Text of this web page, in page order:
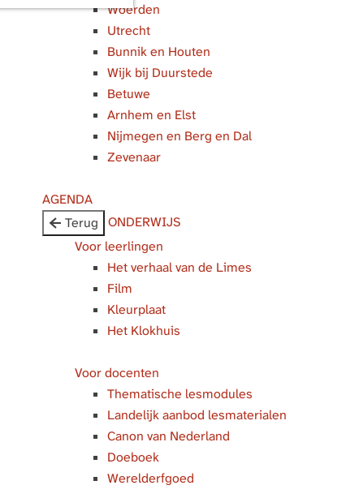
Woerden
Utrecht
Bunnik en Houten
Wijk bij Duurstede
Betuwe
Arnhem en Elst
Nijmegen en Berg en Dal
Zevenaar
AGENDA
Terug
ONDERWIJS
Voor leerlingen
Het verhaal van de Limes
Film
Kleurplaat
Het Klokhuis
Voor docenten
Thematische lesmodules
Landelijk aanbod lesmaterialen
Canon van Nederland
Doeboek
Werelderfgoed